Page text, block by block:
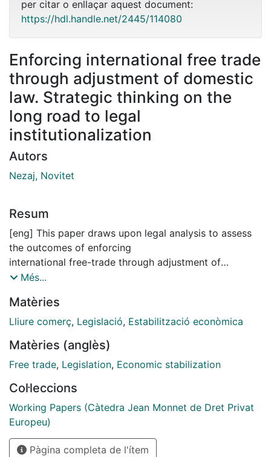
per citar o enllaçar aquest document:
https://hdl.handle.net/2445/114080
Enforcing international free trade
through adjustment of domestic
law. Strategic thinking on the
long road to legal
institutionalization
Autors
Nezaj, Novitet
Resum
[eng] This paper draws upon legal analysis to assess
the outcomes of enforcing
international free-trade through adjustment of
domestic law. The free-trade
services, capital and persons on
the basis of adjustment of legislation, by a single
supranational basis. The efforts of free-trade aims to
institutionalize countries with
Each free-trade agreement has the
potential to shed light upon how the economies
benefit from each other. A difficult
task in a politically and legally diverse background of
prospective countries from the
Més...
Matèries
Lliure comerç, Legislació, Estabilització econòmica
Matèries (anglès)
Free trade, Legislation, Economic stabilization
Col·leccions
Working Papers (Càtedra Jean Monnet de Dret Privat
Europeu)
Pàgina completa de l'ítem